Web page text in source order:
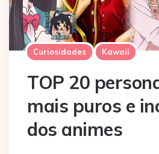
Curiosidades Kawaii
TOP 20
mais puros e
dos animes